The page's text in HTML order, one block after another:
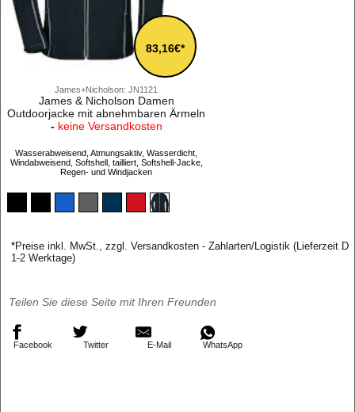
James+Nicholson: JN1121
83,16€*
James & Nicholson Damen
Outdoorjacke mit abnehmbaren Ärmeln
- keine Versandkosten
Wasserabweisend, Atmungsaktiv, Wasserdicht,
Windabweisend, Softshell, tailliert, Softshell-Jacke,
Regen- und Windjacken
*Preise inkl. MwSt., zzgl. Versandkosten - Zahlarten/Logistik (Lieferzeit D
1-2 Werktage)
Teilen Sie diese Seite mit Ihren Freunden
Facebook Twitter E-Mail WhatsApp